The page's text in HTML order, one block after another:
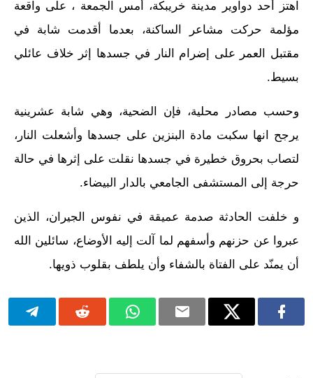
اهتز أحد دواوير مدينة خريبكة، أمس الجمعة ، على واقعة
مؤلمة حركت مشاعر الساكنة، بعدما أقدمت شابة في
مقتبل العمر على إضرام النار في جسدها إثر خلاف عائلي
بسيط.
وحسب مصادر محلية، فإن الضحية، وهي شابة عشرينية
يرجح انها سكبت مادة البنزين على جسدها وأشعلت النار،
لتصاب بحروق خطيرة في جسدها نقلت على إثرها في حالة
حرجة إلى المستشفى الجامعي بالدار البيضاء.
و خلفت الحادثة صدمة عميقة في نفوس الجيران، الذين
عبروا عن حزنهم وأسفهم لما آلت إليه الأوضاع، سائلين الله
أن يمنّد على الفتاة بالشفاء وأن يلطف بقلوب ذويها.